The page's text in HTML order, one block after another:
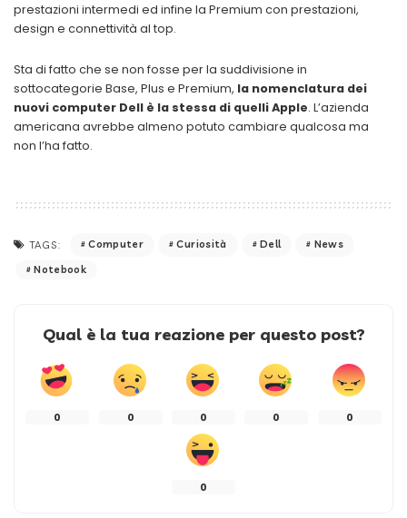
prestazioni intermedi ed infine la Premium con prestazioni,
design e connettività al top.
Sta di fatto che se non fosse per la suddivisione in
sottocategorie Base, Plus e Premium, la nomenclatura dei
nuovi computer Dell è la stessa di quelli Apple. L’azienda
americana avrebbe almeno potuto cambiare qualcosa ma
non l’ha fatto.
TAGS: Computer Curiosità Dell
News
Notebook
Qual è la tua reazione per questo post?
0 0 0 0 0
0